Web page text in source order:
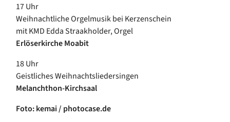
17 Uhr
Weihnachtliche Orgelmusik bei Kerzenschein
mit KMD Edda Straakholder, Orgel
Erlöserkirche Moabit
18 Uhr
Geistliches Weihnachtsliedersingen
Melanchthon-Kirchsaal
Foto: kemai / photocase.de